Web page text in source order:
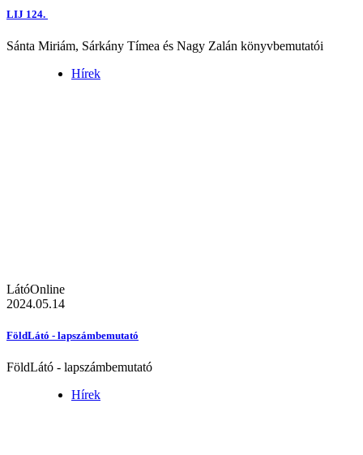
LIJ 124.
Sánta Miriám, Sárkány Tímea és Nagy Zalán könyvbemutatói
Hírek
LátóOnline
2024.05.14
FöldLátó - lapszámbemutató
FöldLátó - lapszámbemutató
Hírek